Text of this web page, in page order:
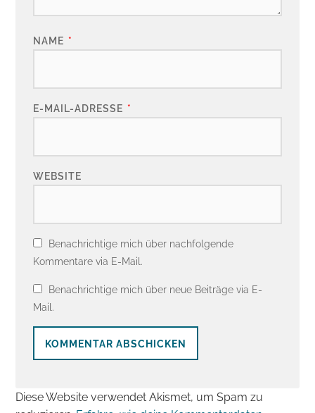
NAME *
E-MAIL-ADRESSE *
WEBSITE
Benachrichtige mich über nachfolgende
Kommentare via E-Mail.
Benachrichtige mich über neue Beiträge via E-
Mail.
Diese Website verwendet Akismet, um Spam zu